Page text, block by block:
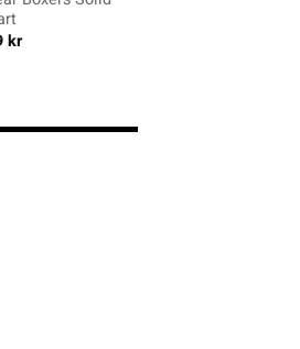
kr